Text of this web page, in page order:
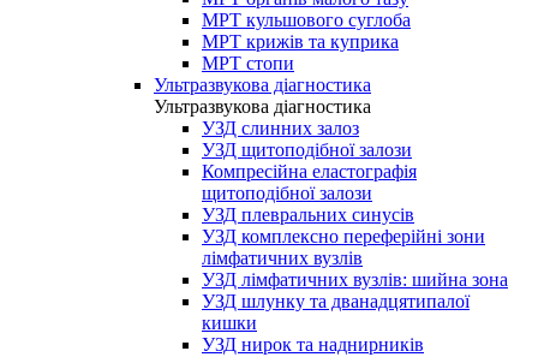
МРТ кульшового суглоба
МРТ крижів та куприка
МРТ стопи
Ультразвукова діагностика
Ультразвукова діагностика
УЗД слинних залоз
УЗД щитоподібної залози
Компресійна еластографія
щитоподібної залози
УЗД плевральних синусів
УЗД комплексно переферійні зони
лімфатичних вузлів
УЗД лімфатичних вузлів: шийна зона
УЗД шлунку та дванадцятипалої
кишки
УЗД нирок та наднирників